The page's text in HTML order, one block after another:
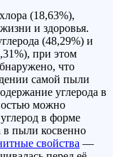
(18,63%),
и здоровья.
(48,29%) и
при этом
что
самой пыли
углерода в
можно
в форме
в пыли косвенно
свойства —